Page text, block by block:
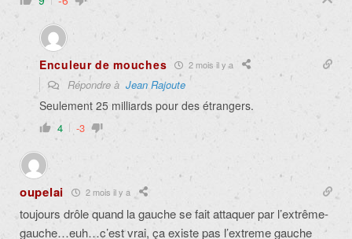
Enculeur de mouches 2 mois il y a
Répondre à Jean Rajoute
Seulement 25 milliards pour des étrangers.
4 -3
oupelai 2 mois il y a
toujours drôle quand la gauche se fait attaquer par l’extrême-
gauche…euh…c’est vrai, ça existe pas l’extreme gauche